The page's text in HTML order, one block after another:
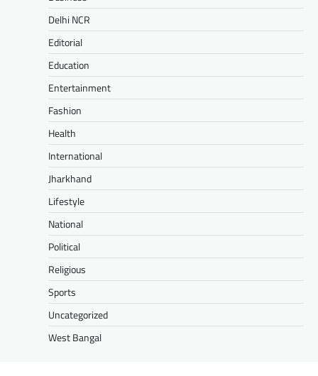
Delhi NCR
Editorial
Education
Entertainment
Fashion
Health
International
Jharkhand
Lifestyle
National
Political
Religious
Sports
Uncategorized
West Bangal